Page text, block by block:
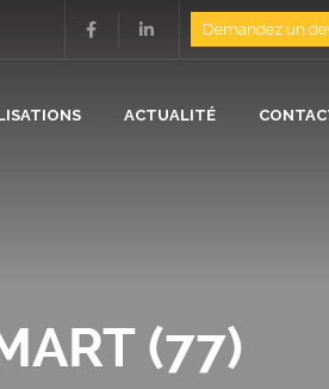
Demandez un
ACTUALITÉ
(77)